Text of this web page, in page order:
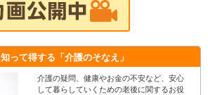
知って得する 「介護のそなえ」
介護の疑問、健康やお金の不安など、安心
して暮らしていくための老後に関するお役